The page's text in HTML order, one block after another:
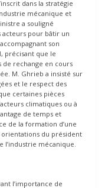
dans la stratégie
mécanique et
a souligné
acteurs pour bâtir un
son
précisant que le
de rechange en cours
M. Ghrieb a insisté sur
et le respect des
certaines pièces
climatiques ou à
de temps et
de la formation d’une
du président
l’industrie mécanique.
l’importance de